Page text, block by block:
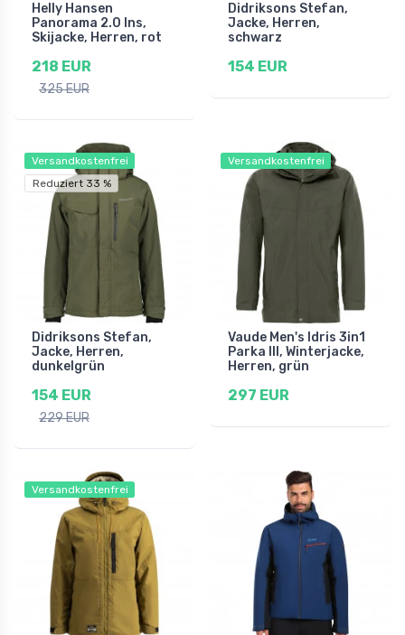
Helly Hansen
Panorama 2.0 Ins,
Skijacke, Herren, rot
218 EUR
325 EUR
Didriksons Stefan,
Jacke, Herren,
schwarz
154 EUR
Versandkostenfrei
Reduziert 33 %
Didriksons Stefan,
Jacke, Herren,
dunkelgrün
154 EUR
229 EUR
Versandkostenfrei
Vaude Men's Idris 3in1
Parka III, Winterjacke,
Herren, grün
297 EUR
Versandkostenfrei